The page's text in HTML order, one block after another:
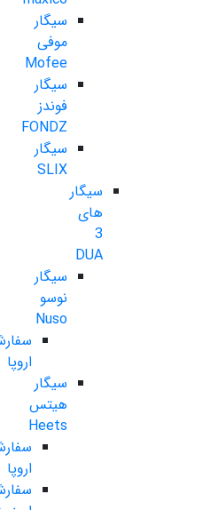
سیگار
موفی
Mofee
سیگار
فوندز
FONDZ
سیگار
SLIX
سیگار
های
3
DUA
سیگار
نوسو
Nuso
اروپا
سیگار
هیتس
Heets
اروپا